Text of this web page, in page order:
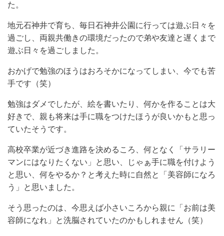
た。
地元石神井で育ち、毎日石神井公園に行っては遊ぶ日々を
過ごし、両親共働きの環境だったので弟や友達と遅くまで
遊ぶ日々を過ごしました。
おかげで勉強のほうはおろそかになってしまい、今でも苦
手です（笑）
勉強はダメでしたが、絵を書いたり、何かを作ることは大
好きで、親も将来は手に職をつけたほうが良いかもと思っ
ていたそうです。
高校卒業が近づき進路を決めるころ、何となく「サラリー
マンにはなりたくない」と思い、じゃぁ手に職を付けよう
と思い、何をやるか？と考えた時に自然と「美容師になろ
う」と思いました。
そう思ったのは、今思えば小さいころから親に「お前は美
容師になれ」と洗脳されていたのかもしれません（笑）